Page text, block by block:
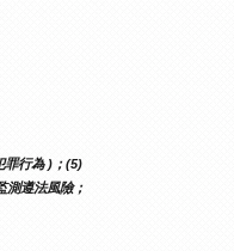
罪行為 )；(5)
測遵法風險；